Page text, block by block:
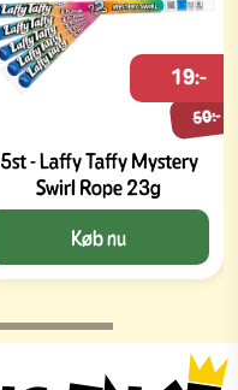
5st - Laffy Taffy Mystery
Swirl Rope 23g
50:-
19:-
Køb nu